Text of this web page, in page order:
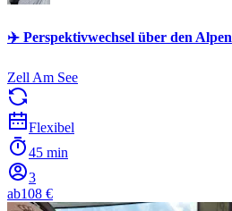
✈️ Perspektivwechsel über den Alpen
Zell Am See
Flexibel
45 min
3
ab108 €